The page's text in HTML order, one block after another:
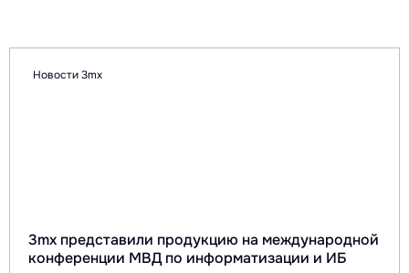
Новости 3mx
3mx представили продукцию на международной
конференции МВД по информатизации и ИБ